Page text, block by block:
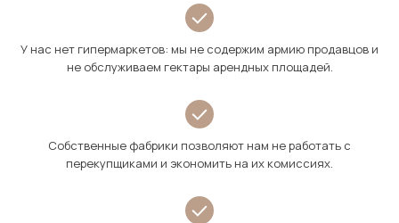
У нас нет гипермаркетов: мы не содержим армию продавцов и
не обслуживаем гектары арендных площадей.
Собственные фабрики позволяют нам не работать с
перекупщиками и экономить на их комиссиях.